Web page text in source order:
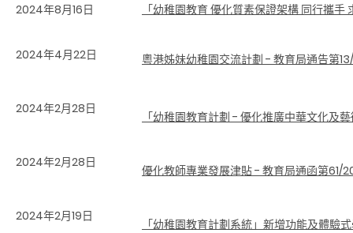
2024年8月16日 「幼稚園教育 優化質素保證架構 同行攜
2024年4月22日 粵港姊妹幼稚園交流計劃 - 教育局通告第
2024年2月28日
「幼稚園教育計劃 - 優化推廣中華文化
2024年2月28日
優化教師專業發展津貼- 教育局通函第61/
2024年2月19日
「幼稚園教育計劃系統」新增功能及體驗